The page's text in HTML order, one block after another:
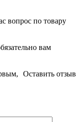
вопрос по товару
вам
Оставить отзыв